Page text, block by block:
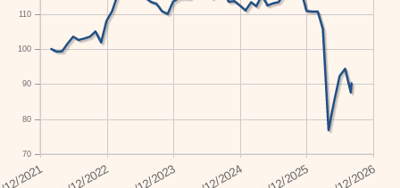
70
80
90
100
110